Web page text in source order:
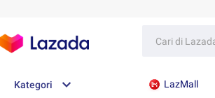
Kategori LazMall